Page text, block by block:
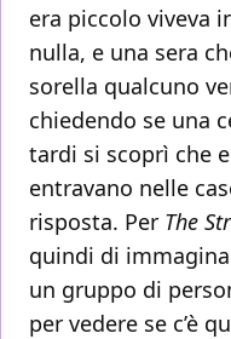
era piccolo viveva
nulla, e una sera
sorella qualcuno
chiedendo se una
tardi si scoprì che
entravano nelle
risposta. Per The
quindi di
un gruppo di
per vedere se c’è